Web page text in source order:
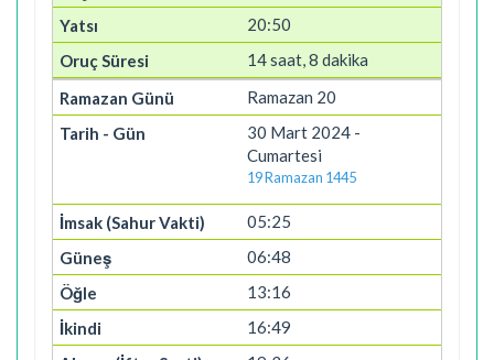
20:50
14 saat, 8 dakika
Ramazan 20
30 Mart 2024 -
Cumartesi
19 Ramazan 1445
05:25
06:48
13:16
16:49